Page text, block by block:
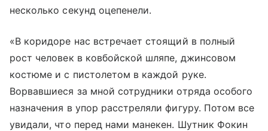
несколько секунд оцепенели.
«В коридоре нас встречает стоящий в полный
рост человек в ковбойской шляпе, джинсовом
костюме и с пистолетом в каждой руке.
Ворвавшиеся за мной сотрудники отряда особого
назначения в упор расстреляли фигуру. Потом все
увидали, что перед нами манекен. Шутник Фокин